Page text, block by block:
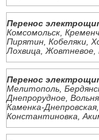
Перенос
Комсомольск,
Пирятин, Кобеляки,
Лохвица, Жовтневое,
Перенос
Мелитополь,
Днепрорудное,
Каменка-
Константиновка,